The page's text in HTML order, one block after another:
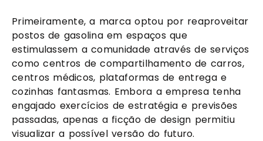
Primeiramente, a marca optou por reaproveitar
postos de gasolina em espaços que
estimulassem a comunidade através de serviços
como centros de compartilhamento de carros,
centros médicos, plataformas de entrega e
cozinhas fantasmas. Embora a empresa tenha
engajado exercícios de estratégia e previsões
passadas, apenas a ficção de design permitiu
visualizar a possível versão do futuro.